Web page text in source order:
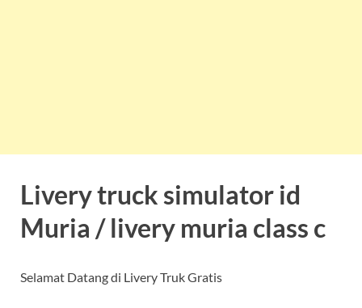
Livery truck simulator id
Muria / livery muria class c
Selamat Datang di Livery Truk Gratis